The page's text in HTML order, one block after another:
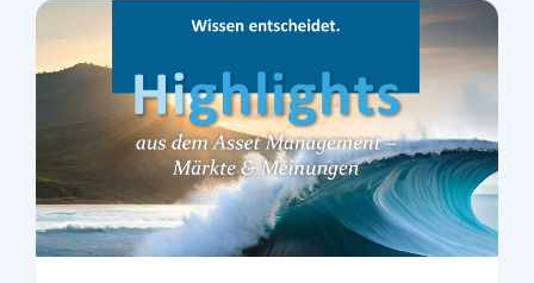
Teil, in dem die Zufriedenheit mit dem jeweiligen
Asset Manager bewertet wird. Hierzu werden u.a.
die Kriterien Kundenloyalität, Beratungsqualität,
Kundenbetreuung, Performance, Reporting und
Risikomanagement abgefragt.